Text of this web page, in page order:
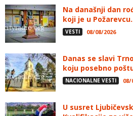
Na današnji dan
koji je u
VESTI 08/08/2026
Danas se slavi
koju posebno
NACIONALNE VESTI 08/
U susret